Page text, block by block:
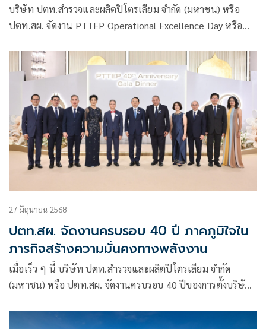
บริษัท ปตท.สำรวจและผลิตปิโตรเลียม จำกัด (มหาชน) หรือ
ปตท.สผ. จัดงาน PTTEP Operational Excellence Day หรือ
ดำเนินงานอย่างต่อเนื่อง โดยได้รับเกียรติจากผู้บริหารจากบริษัท
ชั้นนำและผู้ทรงคุณวุฒิจากภาคธุรกิจต่าง ๆ มาร่วมถ่ายทอดความ
รู้และประสบการณ์ในการขับเคลื่อนองค์กรสู่ความเป็นเลิศ เพื่อ
จุดประกาย ถ่ายทอดมุมมองในการพัฒนาและสร้างสรรค์วิธีการ
ใหม่ ๆ ที่จะช่วยเพิ่มประสิทธิภาพในการดำเนินงาน และร่วมกัน
สร้างการเติบโตที่มั่นคงและยั่งยืน
27 มิถุนายน 2568
ปตท.สผ. จัดงานครบรอบ 40 ปี ภาคภูมิใจใน
ภารกิจสร้างความมั่นคงทางพลังงาน
เมื่อเร็ว ๆ นี้ บริษัท ปตท.สำรวจและผลิตปิโตรเลียม จำกัด
(มหาชน) หรือ ปตท.สผ. จัดงานครบรอบ 40 ปีของการตั้งบริษัท
พลังงานให้กับประเทศ